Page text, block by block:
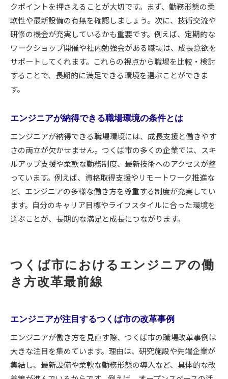
クポイントを押さえることが大切です。まず、勤務形態の柔
軟性や最新設備の有無を確認しましょう。次に、技術交流や
研修の機会が充実しているかも重要です。例えば、定期的な
ワークショップ開催や社内勉強会がある職場は、成長意欲を
サポートしてくれます。これらの視点から職場を比較・検討
することで、長期的に満足できる環境を選ぶことができま
す。
エンジニアが納得できる職場環境の条件とは
エンジニアが納得できる職場環境には、成長支援と働きやす
さの両立が欠かせません。つくば市の多くの企業では、スキ
ルアップ支援や柔軟な勤務制度、最新技術へのアクセスが整
っています。例えば、資格取得支援やリモートワーク推進な
ど、エンジニアの多様な働き方を尊重する制度が充実してい
ます。自分のキャリア目標やライフスタイルに合った環境を
選ぶことが、長期的な満足と成長につながります。
つくば市におけるエンジニアの働
き方改革最前線
エンジニアが注目するつくば市の改革事例
エンジニアが働き方を見直す際、つくば市の職場改革事例は
大きな注目を集めています。理由は、研究施設や先端企業が
集結し、最新設備や柔軟な勤務形態の導入など、具体的な改